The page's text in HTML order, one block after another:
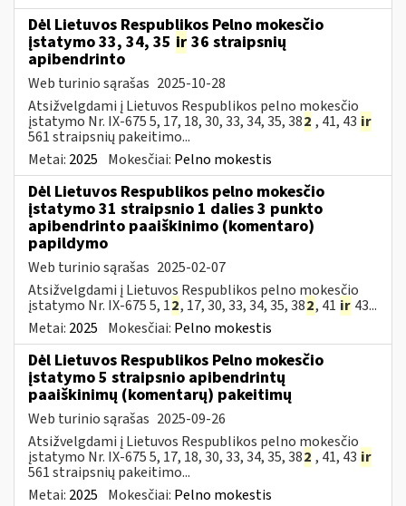
Dėl Lietuvos Respublikos Pelno mokesčio
įstatymo 33, 34, 35 ir 36 straipsnių
apibendrinto
Web turinio sąrašas 2025-10-28
Atsižvelgdami į Lietuvos Respublikos pelno mokesčio
įstatymo Nr. IX-675 5, 17, 18, 30, 33, 34, 35, 382 , 41, 43 ir
561 straipsnių pakeitimo...
Metai: 2025 Mokesčiai: Pelno mokestis
Dėl Lietuvos Respublikos pelno mokesčio
įstatymo 31 straipsnio 1 dalies 3 punkto
apibendrinto paaiškinimo (komentaro)
papildymo
Web turinio sąrašas 2025-02-07
Atsižvelgdami į Lietuvos Respublikos pelno mokesčio
įstatymo Nr. IX-675 5, 12, 17, 30, 33, 34, 35, 382, 41 ir 43...
Metai: 2025 Mokesčiai: Pelno mokestis
Dėl Lietuvos Respublikos Pelno mokesčio
įstatymo 5 straipsnio apibendrintų
paaiškinimų (komentarų) pakeitimų
Web turinio sąrašas 2025-09-26
Atsižvelgdami į Lietuvos Respublikos pelno mokesčio
įstatymo Nr. IX-675 5, 17, 18, 30, 33, 34, 35, 382 , 41, 43 ir
561 straipsnių pakeitimo...
Metai: 2025 Mokesčiai: Pelno mokestis